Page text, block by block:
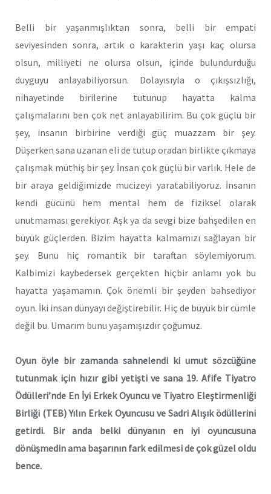
Belli bir yaşanmışlıktan sonra, belli bir empati
seviyesinden sonra, artık o karakterin yaşı kaç olursa
olsun, milliyeti ne olursa olsun, içinde bulundurduğu
duyguyu anlayabiliyorsun. Dolayısıyla o çıkışsızlığı,
nihayetinde birilerine tutunup hayatta kalma
çalışmalarını ben çok net anlayabilirim. Bu çok güçlü bir
şey, insanın birbirine verdiği güç muazzam bir şey.
Düşerken sana uzanan eli de tutup oradan birlikte çıkmaya
çalışmak müthiş bir şey. İnsan çok güçlü bir varlık. Hele de
bir araya geldiğimizde mucizeyi yaratabiliyoruz. İnsanın
kendi gücünü hem mental hem de fiziksel olarak
unutmaması gerekiyor. Aşk ya da sevgi bize bahşedilen en
büyük güçlerden. Bizim hayatta kalmamızı sağlayan bir
şey. Bunu hiç romantik bir taraftan söylemiyorum.
Kalbimizi kaybedersek gerçekten hiçbir anlamı yok bu
hayatta yaşamamın. Çok önemli bir şeyden bahsediyor
oyun. İki insan dünyayı değiştirebilir. Hiç de büyük bir cümle
değil bu. Umarım bunu yaşamışızdır çoğumuz.
Oyun öyle bir zamanda sahnelendi ki umut sözcüğüne
tutunmak için hızır gibi yetişti ve sana 19. Afife Tiyatro
Ödülleri’nde En İyi Erkek Oyuncu ve Tiyatro Eleştirmenliği
Birliği (TEB) Yılın Erkek Oyuncusu ve Sadri Alışık ödüllerini
getirdi. Bir anda belki dünyanın en iyi oyuncusuna
dönüşmedin ama başarının fark edilmesi de çok güzel oldu
bence.